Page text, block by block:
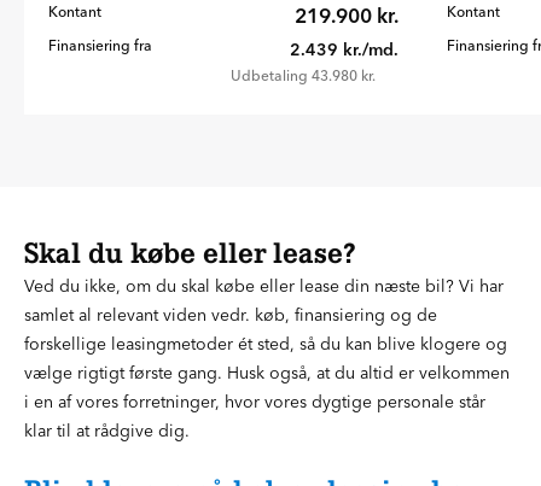
Kontant 219.900 kr.
Finansiering fra 2.439 kr./md.
Udbetaling 43.980 kr.
Kontant
Finansiering
Skal du købe eller lease?
Ved du ikke, om du skal købe eller lease din næste bil? Vi har
samlet al relevant viden vedr. køb, finansiering og de
forskellige leasingmetoder ét sted, så du kan blive klogere og
vælge rigtigt første gang. Husk også, at du altid er velkommen
i en af vores forretninger, hvor vores dygtige personale står
klar til at rådgive dig.